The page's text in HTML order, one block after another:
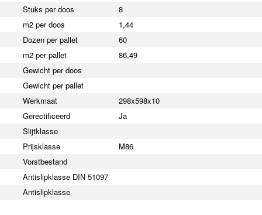
Stuks per doos
8
m2 per doos
1,44
Dozen per pallet
60
m2 per pallet
86,49
Gewicht per doos
Gewicht per pallet
Werkmaat
298x598x10
Gerectificeerd
Ja
Slijtklasse
Prijsklasse
M86
Vorstbestand
Antislipklasse DIN 51097
Antislipklasse